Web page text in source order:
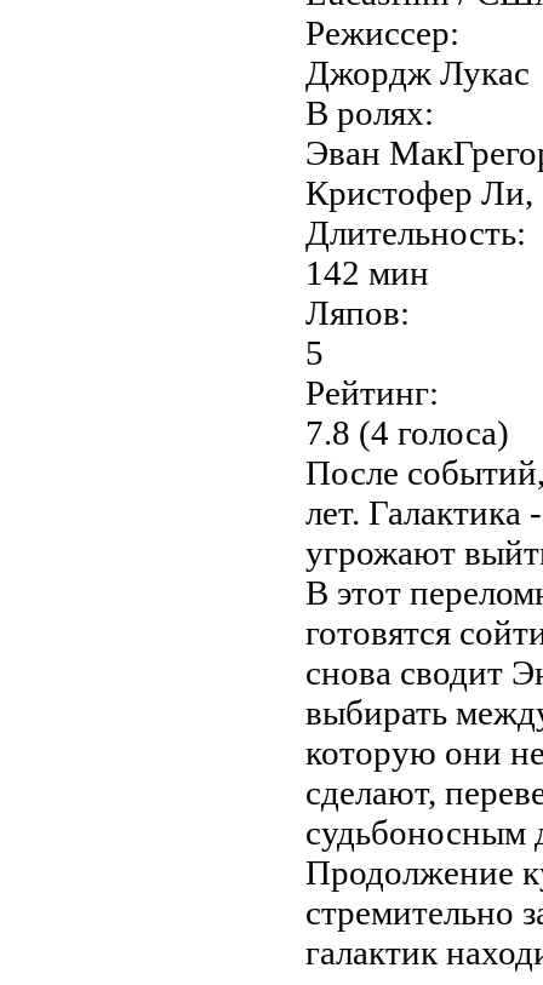
Режиссер:
Джордж Лукас
В ролях:
Эван
Кристофер
Длительность:
142 мин
Ляпов:
5
Рейтинг:
7.8 (4 голоса)
После
лет.
угрожают
В этот
готовятся
снова сводит
выбирать
которую они
сделают,
судьбоносным
Продолжение
стремительно
галактик